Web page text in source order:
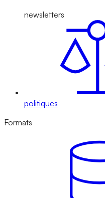
newsletters
politiques
Formats